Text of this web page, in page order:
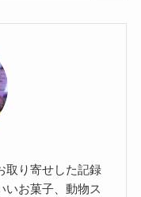
取り寄せした記録
いお菓子、動物ス